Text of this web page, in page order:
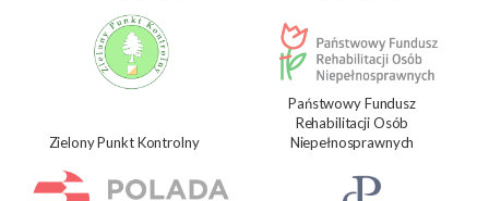
Zielony Punkt Kontrolny
Państwowy Fundusz
Rehabilitacji Osób
Niepełnosprawnych